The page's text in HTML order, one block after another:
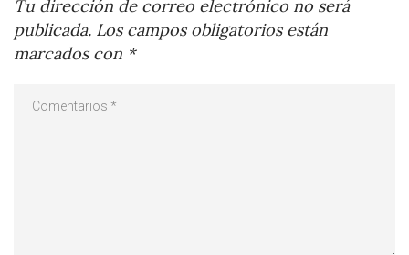
Tu dirección de correo electrónico no será
publicada. Los campos obligatorios están
marcados con *